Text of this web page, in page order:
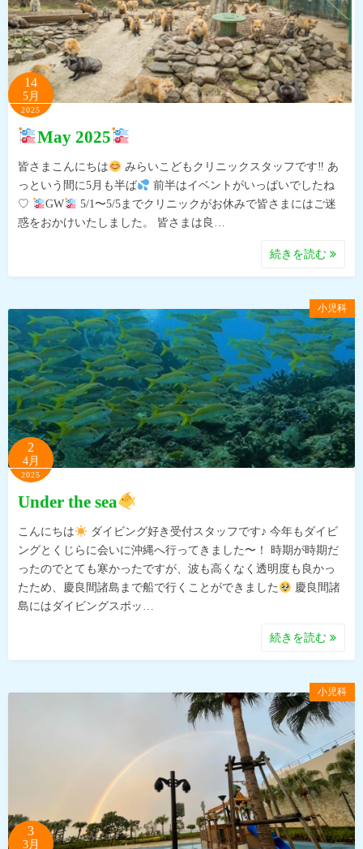
14
5月
2025
May 2025
皆さまこんにちは
みらいこどもクリニックスタッフです‼︎ あ
っという間に5月も半ば
前半はイベントがいっぱいでしたね
♡
GW
5/1〜5/5までクリニックがお休みで皆さまにはご迷
惑をおかけいたしました。 皆さまは良…
続きを読む
小児科
2
4月
2025
Under the sea
こんにちは
ダイビング好き受付スタッフです♪ 今年もダイビ
ングとくじらに会いに沖縄へ行ってきました〜！ 時期が時期だ
ったのでとても寒かったですが、波も高くなく透明度も良かっ
たため、慶良間諸島まで船で行くことができました
慶良間諸
島にはダイビングスポッ…
続きを読む
小児科
3
3月